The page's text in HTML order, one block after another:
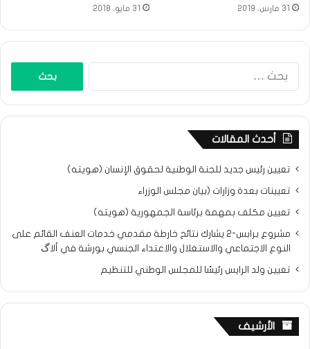
31 مارس، 2019 31 مايو، 2018
أحدث المقالات
تعيين رئيس جديد للجنة الوطنية لحقوق الإنسان (هويته)
تعيينات بعدة وزارات (بيان مجلس الوزراء
تعيين مكلف بمهمة برئاسة الجمهورية (هويته)
مشروع برابس-2 يشارك نتائح خارطة مقدمي خدمات العنف القائم على
النوع الاجتماعي والاستغلال والاعتداء الجنسي بورشة في ألاگ
تعيين ولد الرايس رئيسًا للمجلس الوطني للتنظيم
الأرشيف